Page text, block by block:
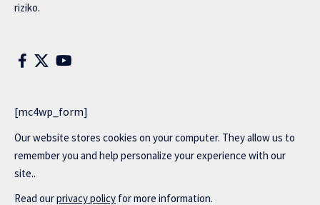
riziko.
[mc4wp_form]
Our website stores cookies on your computer. They allow us to
remember you and help personalize your experience with our
site..
Read ourprivacy policy for more information.